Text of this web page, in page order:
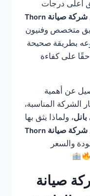
أعلى درجات
شركة صيانة Thorn
متخصص وفنيون
بطريقة صحيحة
على كفاءة
عن أهمية
الشركة المناسبة،
، ولماذا يثق بها
شركة صيانة Thorn
والسعر
صيانة